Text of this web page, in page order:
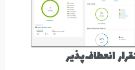
انعطاف‌پذیر